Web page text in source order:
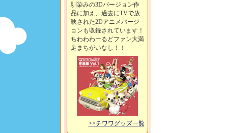
馴染みの3Dバージョン作
品に加え、過去にTVで放
映された2Dアニメバージ
ョンも収録されています！
ちわわわーるどファン大満
足まちがいなし！！
>>チワワグッズ一覧